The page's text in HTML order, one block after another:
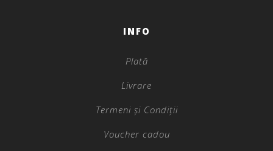
INFO
Plată
Livrare
Termeni și Condiții
Voucher cadou